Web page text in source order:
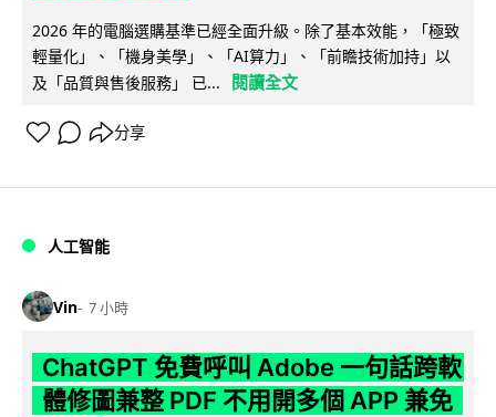
2026 年的電腦選購基準已經全面升級。除了基本效能，「極致
輕量化」、「機身美學」、「AI算力」、「前瞻技術加持」以
及「品質與售後服務」 已...
閱讀全文
分享
人工智能
Vin 7 小時
ChatGPT 免費呼叫 Adobe 一句話跨軟
體修圖兼整 PDF 不用開多個 APP 兼免